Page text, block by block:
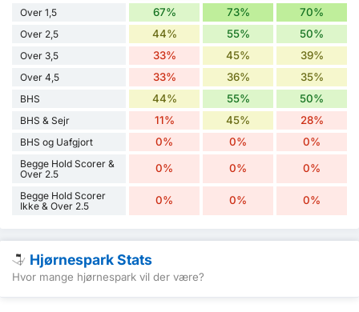
Over 1,5 67% 73% 70%
Over 2,5 44% 55% 50%
Over 3,5 33% 45% 39%
Over 4,5 33% 36% 35%
BHS 44% 55% 50%
BHS & Sejr 11% 45% 28%
BHS og Uafgjort 0% 0% 0%
Begge Hold Scorer &
Over 2.5
0% 0% 0%
Begge Hold Scorer
Ikke & Over 2.5
0% 0% 0%
Hjørnespark Stats
Hvor mange hjørnespark vil der være?